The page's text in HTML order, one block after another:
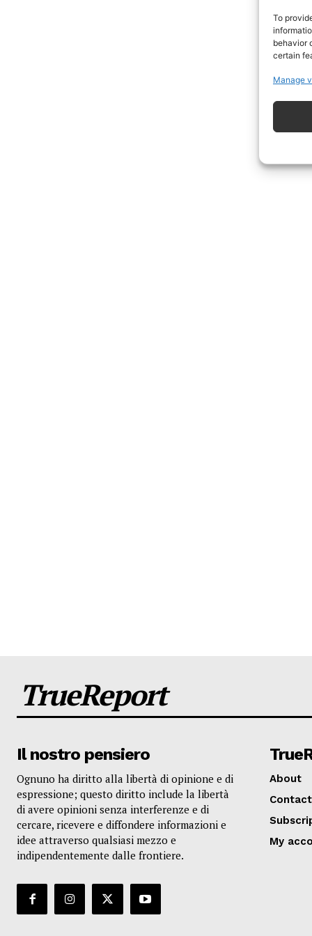
To
behavior
certain
Manage
TrueReport
Il nostro pensiero
Ognuno ha diritto alla libertà di opinione e di
espressione; questo diritto include la libertà
di avere opinioni senza interferenze e di
cercare, ricevere e diffondere informazioni e
idee attraverso qualsiasi mezzo e
indipendentemente dalle frontiere.
About
My